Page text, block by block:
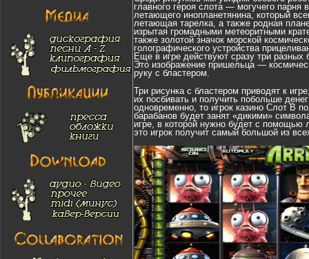
главного героя слота — могучего
летающего инопланетянина, который
летающая тарелка, а также родная
изрытая громадными метеоритными
также золотой значок морской
голографического устройства
Еще в игре действуют сразу три разных
Это изображение пришельца —
руку с бластером.
Три рисунка с бластером приводят к
их посбивать и получить побольше
одновременно, то игрок казино Слот В
барабанов будет занят «дикими»
игре, в которой нужно будет с помощью
это игрок получит самый большой из